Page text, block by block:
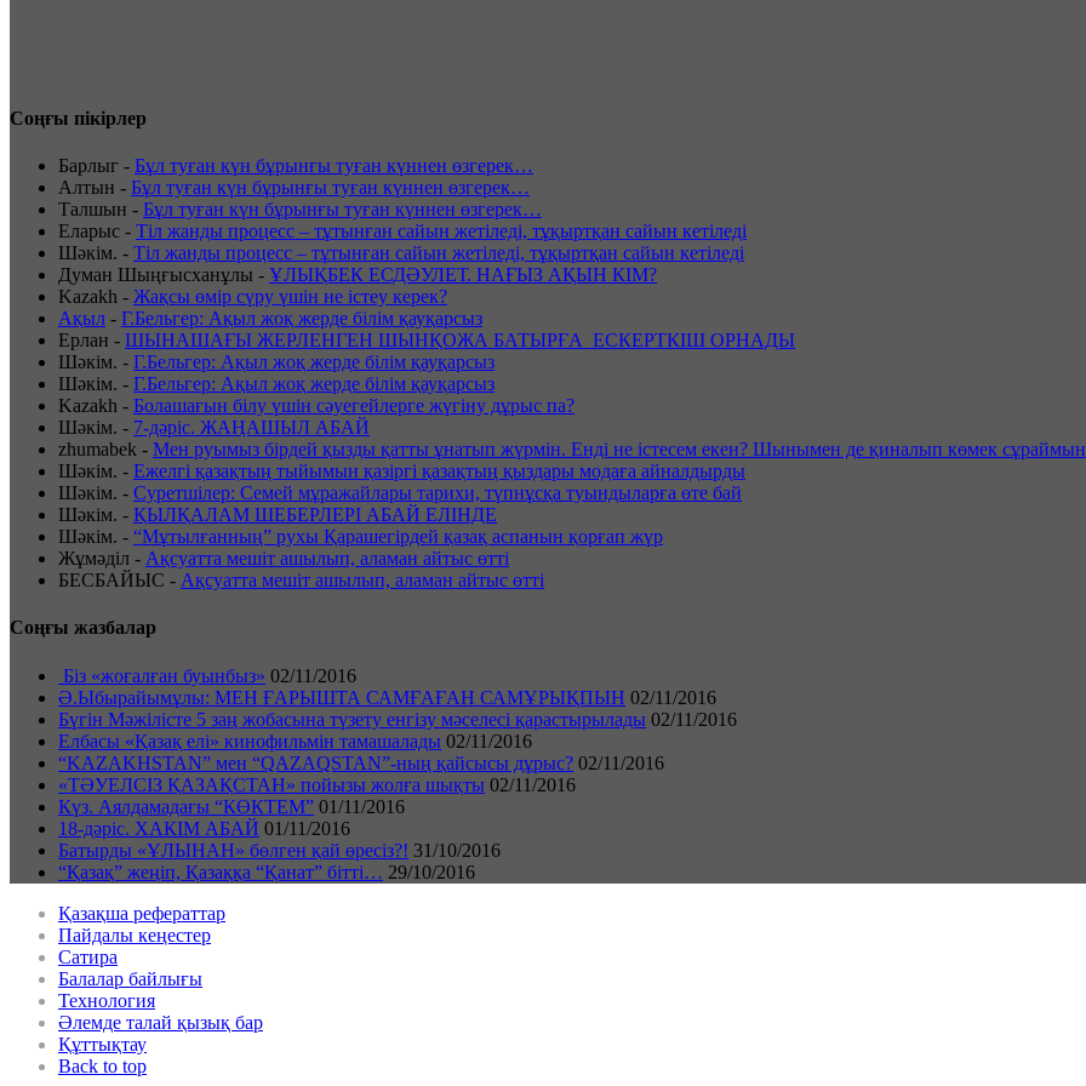
Соңғы пікірлер
Барлыг - Бұл туған күн бұрынғы туған күннен өзгерек…
Алтын - Бұл туған күн бұрынғы туған күннен өзгерек…
Талшын - Бұл туған күн бұрынғы туған күннен өзгерек…
Еларыс - Тіл жанды процесс – тұтынған сайын жетіледі, тұқыртқан сайын кетіледі
Шәкім. - Тіл жанды процесс – тұтынған сайын жетіледі, тұқыртқан сайын кетіледі
Думан Шыңғысханұлы - ҰЛЫҚБЕК ЕСДӘУЛЕТ. НАҒЫЗ АҚЫН КІМ?
Kazakh - Жақсы өмір сүру үшін не істеу керек?
Ақыл - Г.Бельгер: Ақыл жоқ жерде білім қауқарсыз
Ерлан - ШЫНАШАҒЫ ЖЕРЛЕНГЕН ШЫНҚОЖА БАТЫРҒА ЕСКЕРТКІШ ОРНАДЫ
Шәкім. - Г.Бельгер: Ақыл жоқ жерде білім қауқарсыз
Шәкім. - Г.Бельгер: Ақыл жоқ жерде білім қауқарсыз
Kazakh - Болашағын білу үшін сәуегейлерге жүгіну дұрыс па?
Шәкім. - 7-дәріс. ЖАҢАШЫЛ АБАЙ
zhumabek - Мен руымыз бірдей қызды қатты ұнатып жүрмін. Енді не істесем екен? Шынымен де қиналып көмек
Шәкім. - Ежелгі қазақтың тыйымын қазіргі қазақтың қыздары модаға айналдырды
Шәкім. - Суретшілер: Семей мұражайлары тарихи, түпнұсқа туындыларға өте бай
Шәкім. - ҚЫЛҚАЛАМ ШЕБЕРЛЕРІ АБАЙ ЕЛІНДЕ
Шәкім. - “Мұтылғанның” рухы Қарашегірдей қазақ аспанын қорғап жүр
Жұмәділ - Ақсуатта мешіт ашылып, аламан айтыс өтті
БЕСБАЙЫС - Ақсуатта мешіт ашылып, аламан айтыс өтті
Соңғы жазбалар
Біз «жоғалған буынбыз» 02/11/2016
Ә.Ыбырайымұлы: МЕН ҒАРЫШТА САМҒАҒАН САМҰРЫҚПЫН 02/11/2016
Бүгін Мәжілісте 5 заң жобасына түзету енгізу мәселесі қарастырылады 02/11/2016
Елбасы «Қазақ елі» кинофильмін тамашалады 02/11/2016
“KAZAKHSTAN” мен “QAZAQSTAN”-ның қайсысы дұрыс? 02/11/2016
«ТӘУЕЛСІЗ ҚАЗАҚСТАН» пойызы жолға шықты 02/11/2016
Күз. Аялдамадағы “КӨКТЕМ” 01/11/2016
18-дәріс. ХАКІМ АБАЙ 01/11/2016
Батырды «ҰЛЫНАН» бөлген қай өресіз?! 31/10/2016
“Қазақ” жеңіп, Қазаққа “Қанат” бітті… 29/10/2016
Қазақша рефераттар
Пайдалы кеңестер
Сатира
Балалар байлығы
Технология
Әлемде талай қызық бар
Құттықтау
Back to top